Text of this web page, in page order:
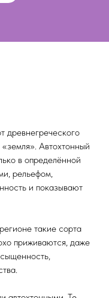
древнегреческого
Автохтонный
в определённой
рельефом,
и показывают
такие сорта
приживаются, даже